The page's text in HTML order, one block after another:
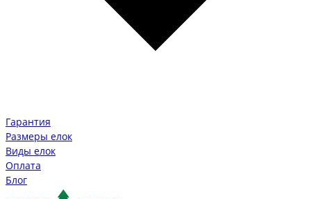
Гарантия
Размеры елок
Виды елок
Оплата
Блог